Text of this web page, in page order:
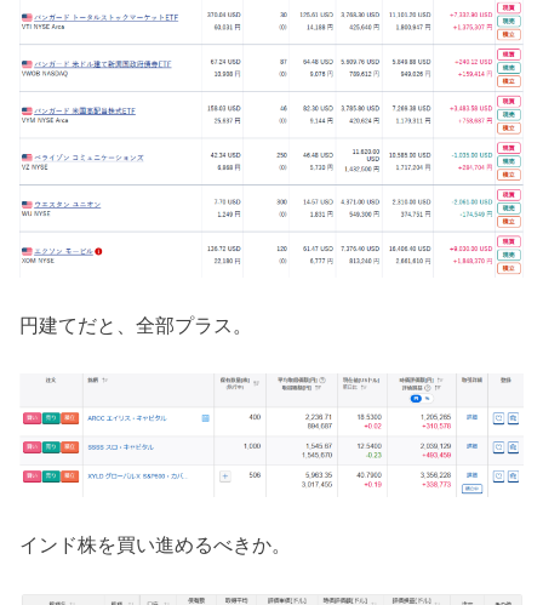
円建てだと、全部プラス。
インド株を買い進めるべきか。